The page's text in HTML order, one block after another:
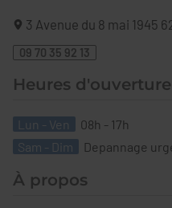
3 Avenue du 8 mai 1945
09 70 35 92 13
Heures d'ouverture
Lun - Ven
08h - 17h
Sam - Dim
Depannage
À propos